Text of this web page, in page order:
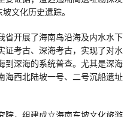
文化历史遗踪。
省开展了海南岛沿海及内水水下
证考古、深海考古，实现了对水
到深海的系统普查。尤其是深海
海西北陆坡一号、二号沉船遗址